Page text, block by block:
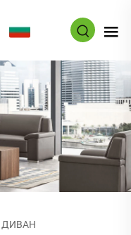
ДИВАН